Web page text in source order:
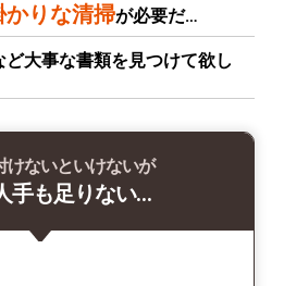
かりな清掃が必要だ…
ど大事な書類を見つけて欲し
けないといけないが
手も足りない…